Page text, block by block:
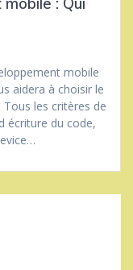
: Qui
mobile
aidera à choisir le
les critères de
écriture du code,